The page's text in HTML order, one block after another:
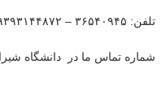
تلفن: ۳۶۵۴۰۹۴۵ – ۰۹۳۹۳۱۴۴۸۷۲
شماره تماس ما در دانشگاه شیراز